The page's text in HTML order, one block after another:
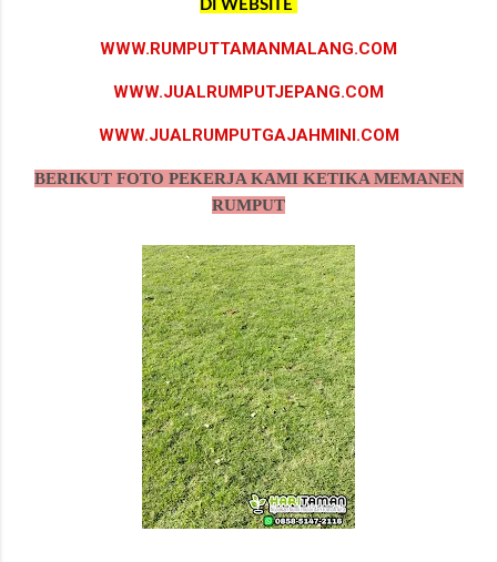
DI WEBSITE
WWW.RUMPUTTAMANMALANG.COM
WWW.JUALRUMPUTJEPANG.COM
WWW.JUALRUMPUTGAJAHMINI.COM
BERIKUT FOTO PEKERJA KAMI KETIKA MEMANEN
RUMPUT